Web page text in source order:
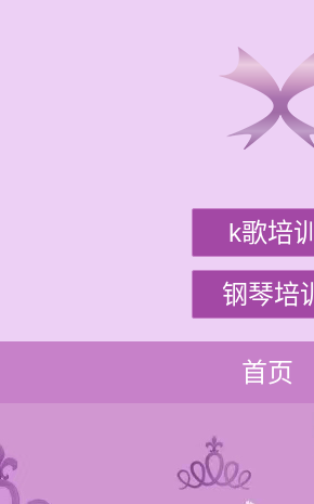
k歌培训
钢琴培训
首页